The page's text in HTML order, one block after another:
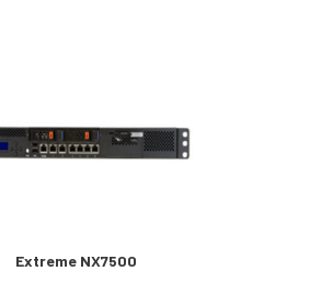
Extreme NX7500